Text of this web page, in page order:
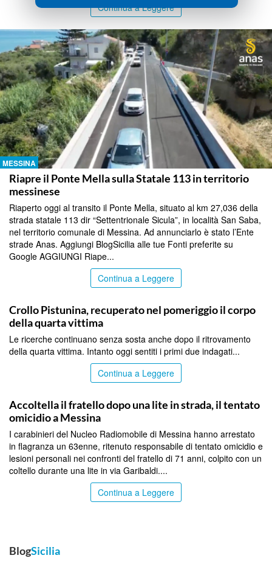
Continua a Leggere
MESSINA
Riapre il Ponte Mella sulla Statale 113 in territorio
messinese
Riaperto oggi al transito il Ponte Mella, situato al km 27,036 della
strada statale 113 dir “Settentrionale Sicula”, in località San Saba,
nel territorio comunale di Messina. Ad annunciarlo è stato l’Ente
strade Anas. Aggiungi BlogSicilia alle tue Fonti preferite su
Google AGGIUNGI Riape...
Continua a Leggere
Crollo Pistunina, recuperato nel pomeriggio il corpo
della quarta vittima
Le ricerche continuano senza sosta anche dopo il ritrovamento
della quarta vittima. Intanto oggi sentiti i primi due indagati...
Continua a Leggere
Accoltella il fratello dopo una lite in strada, il tentato
omicidio a Messina
I carabinieri del Nucleo Radiomobile di Messina hanno arrestato
in flagranza un 63enne, ritenuto responsabile di tentato omicidio e
lesioni personali nei confronti del fratello di 71 anni, colpito con un
coltello durante una lite in via Garibaldi....
Continua a Leggere
BlogSicilia